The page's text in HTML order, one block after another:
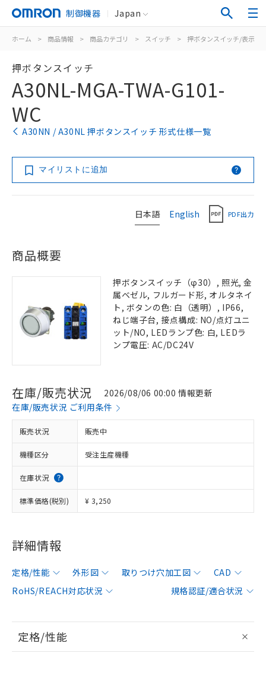
制御機器 Japan
ホーム > 商品情報 > 商品カテゴリ > スイッチ > 押ボタンスイッチ/表示灯
押ボタンスイッチ
A30NL-MGA-TWA-G101-
WC
A30NN / A30NL 押ボタンスイッチ 形式仕様一覧
マイリストに追加
日本語 English PDF出力
商品概要
押ボタンスイッチ（φ30）, 照光, 金
属ベゼル, フルガード形, オルタネイ
ト, ボタンの色: 白（透明）, IP66,
ねじ端子台, 接点構成: NO/点灯ユニ
ット/NO, LEDランプ色: 白, LEDラ
ンプ電圧: AC/DC24V
在庫/販売状況
2026/08/06 00:00 情報更新
在庫/販売状況 ご利用条件
販売状況 販売中
機種区分 受注生産機種
在庫状況
標準価格(税別) ¥ 3,250
詳細情報
定格/性能 外形図 取りつけ穴加工図
CAD
RoHS/REACH対応状況
規格認証/適合状況
定格/性能